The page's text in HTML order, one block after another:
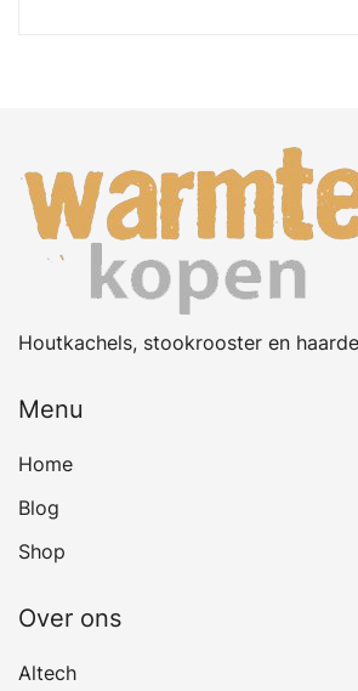
Houtkachels, stookrooster en
Menu
Home
Blog
Shop
Over ons
Altech